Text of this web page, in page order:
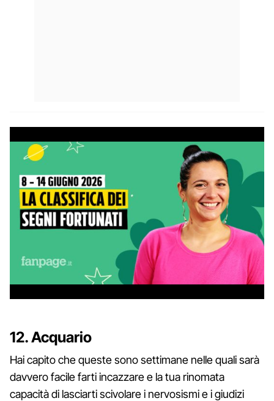
12. Acquario
Hai capito che queste sono settimane nelle quali sarà
davvero facile farti incazzare e la tua rinomata
capacità di lasciarti scivolare i nervosismi e i giudizi